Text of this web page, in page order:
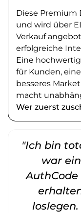
Diese Premium
und wird über
Verkauf
erfolgreiche
Eine
für Kunden,
besseres
macht
Wer zuerst
"Ich bin
war